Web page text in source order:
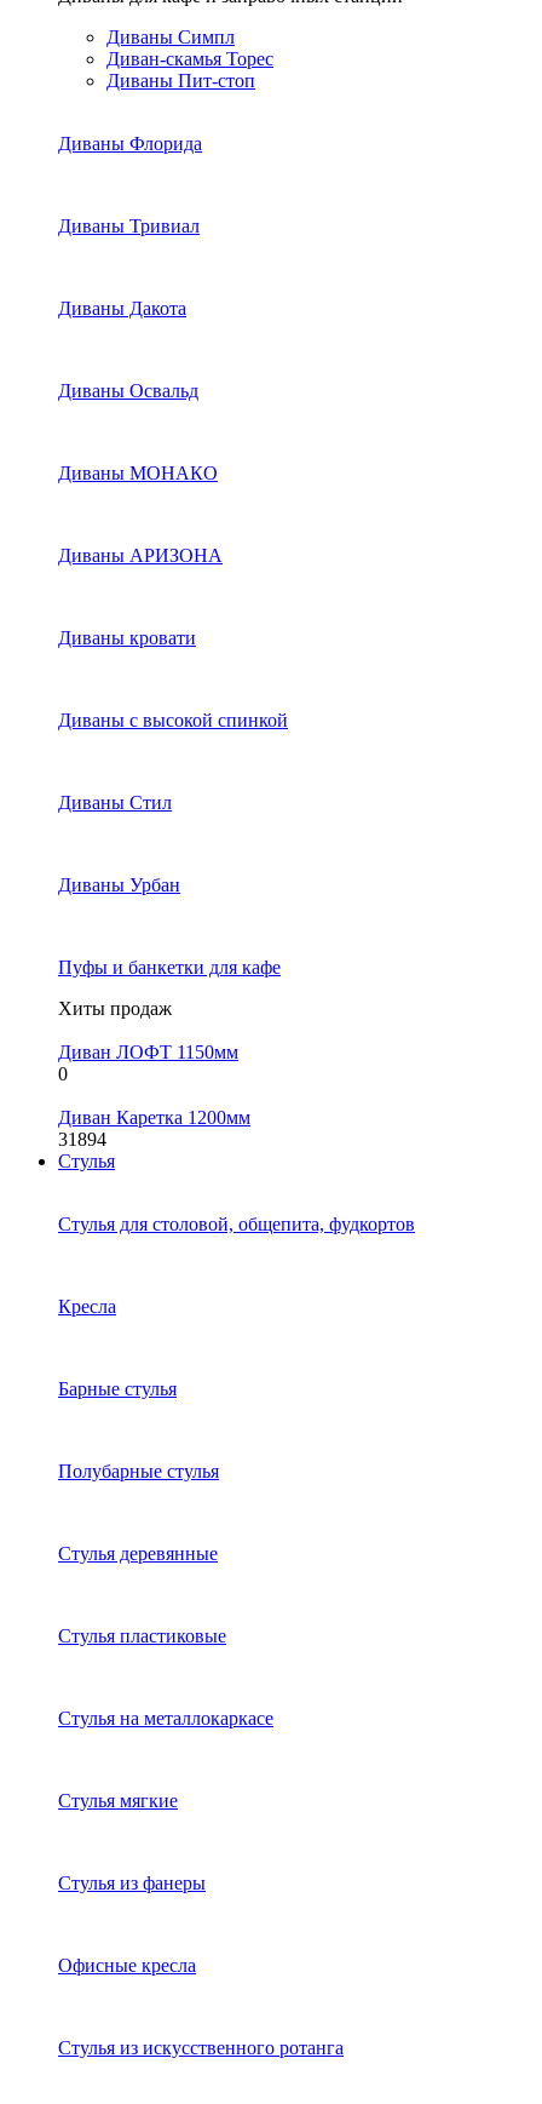
Диваны Симпл
Диван-скамья Торес
Диваны Пит-стоп
Диваны Флорида
Диваны Тривиал
Диваны Дакота
Диваны Освальд
Диваны МОНАКО
Диваны АРИЗОНА
Диваны кровати
Диваны с высокой спинкой
Диваны Стил
Диваны Урбан
Пуфы и банкетки для кафе
Хиты продаж
Диван ЛОФТ 1150мм
0
Диван Каретка 1200мм
31894
Стулья
Стулья для столовой, общепита, фудкортов
Кресла
Барные стулья
Полубарные стулья
Стулья деревянные
Стулья пластиковые
Стулья на металлокаркасе
Стулья мягкие
Стулья из фанеры
Офисные кресла
Стулья из искусственного ротанга